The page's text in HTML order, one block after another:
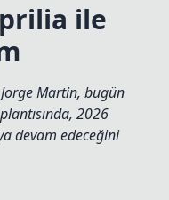
ile
Martin, bugün
2026
devam edeceğini